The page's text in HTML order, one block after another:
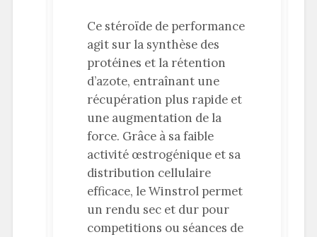
Ce stéroïde de performance
agit sur la synthèse des
protéines et la rétention
d’azote, entraînant une
récupération plus rapide et
une augmentation de la
force. Grâce à sa faible
activité œstrogénique et sa
distribution cellulaire
efficace, le Winstrol permet
un rendu sec et dur pour
competitions ou séances de